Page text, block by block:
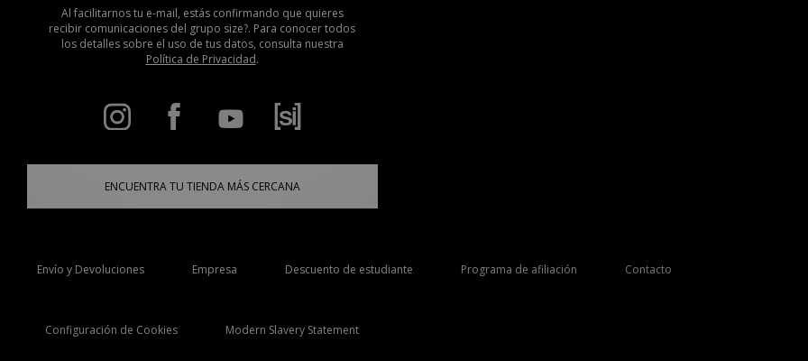
Al facilitarnos tu e-mail, estás confirmando que quieres
recibir comunicaciones del grupo size?. Para conocer todos
los detalles sobre el uso de tus datos, consulta nuestra
Política de Privacidad.
ENCUENTRA TU TIENDA MÁS CERCANA
Envío y Devoluciones Empresa Descuento de estudiante Programa de afiliación Contacto
Configuración de Cookies Modern Slavery Statement